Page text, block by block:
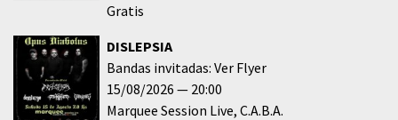
Gratis
DISLEPSIA
Bandas invitadas: Ver Flyer
15/08/2026
20:00
Marquee Session Live C.A.B.A.